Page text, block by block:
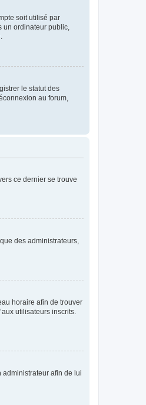
soit utilisé par
un ordinateur public,
le statut des
au forum,
ce dernier se trouve
des administrateurs,
horaire afin de trouver
utilisateurs inscrits.
administrateur afin de lui